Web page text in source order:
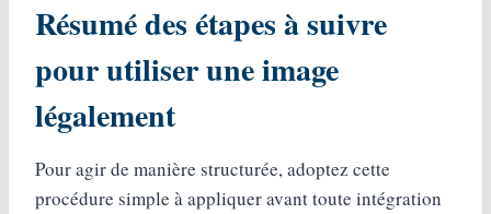
Résumé des étapes à suivre
pour utiliser une image
légalement
Pour agir de manière structurée, adoptez cette
procédure simple à appliquer avant toute intégration